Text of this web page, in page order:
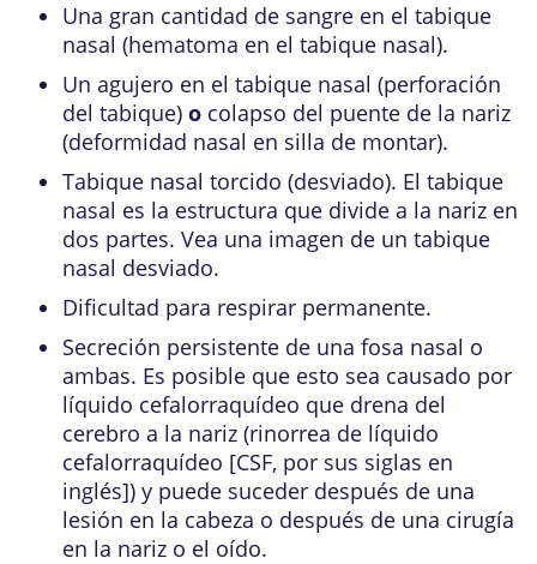
Una gran cantidad de sangre en el tabique
nasal (hematoma en el tabique nasal).
Un agujero en el tabique nasal (perforación
del tabique) o colapso del puente de la nariz
(deformidad nasal en silla de montar).
Tabique nasal torcido (desviado). El tabique
nasal es la estructura que divide a la nariz en
dos partes. Vea una imagen de un tabique
nasal desviado.
Dificultad para respirar permanente.
Secreción persistente de una fosa nasal o
ambas. Es posible que esto sea causado por
líquido cefalorraquídeo que drena del
cerebro a la nariz (rinorrea de líquido
cefalorraquídeo [CSF, por sus siglas en
inglés]) y puede suceder después de una
lesión en la cabeza o después de una cirugía
en la nariz o el oído.